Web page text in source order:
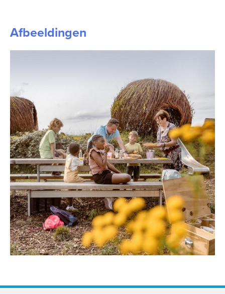
Afbeeldingen